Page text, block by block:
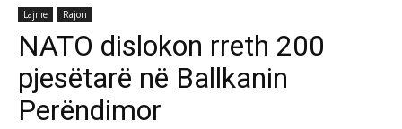
Lajme Rajon
NATO dislokon rreth 200
pjesëtarë në Ballkanin
Perëndimor